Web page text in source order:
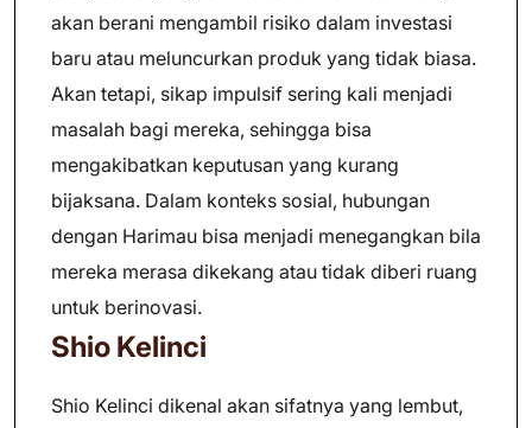
akan berani mengambil risiko dalam investasi
baru atau meluncurkan produk yang tidak biasa.
Akan tetapi, sikap impulsif sering kali menjadi
masalah bagi mereka, sehingga bisa
mengakibatkan keputusan yang kurang
bijaksana. Dalam konteks sosial, hubungan
dengan Harimau bisa menjadi menegangkan bila
mereka merasa dikekang atau tidak diberi ruang
untuk berinovasi.
Shio Kelinci
Shio Kelinci dikenal akan sifatnya yang lembut,